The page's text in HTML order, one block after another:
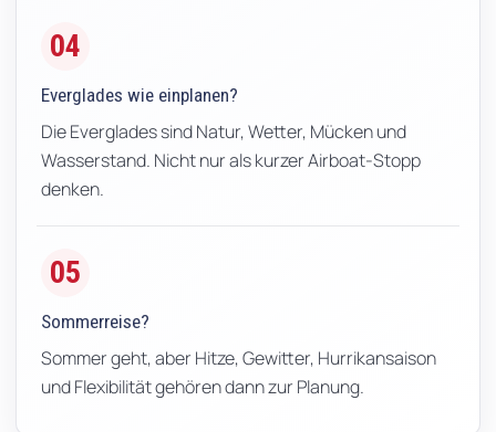
04
Everglades wie einplanen?
Die Everglades sind Natur, Wetter, Mücken und
Wasserstand. Nicht nur als kurzer Airboat-Stopp
denken.
05
Sommerreise?
Sommer geht, aber Hitze, Gewitter, Hurrikansaison
und Flexibilität gehören dann zur Planung.